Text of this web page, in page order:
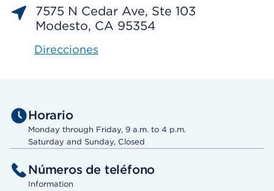
7575 N Cedar Ave, Ste 103
Modesto, CA 95354
Direcciones
Horario
Monday through Friday, 9 a.m. to 4 p.m.
Saturday and Sunday, Closed
Números de teléfono
Information